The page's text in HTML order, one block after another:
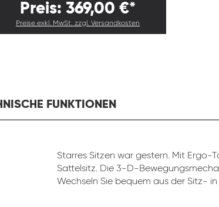
Preis: 369,00 €*
Preise exkl. MwSt. zzgl. Versandkosten
FUNKTIONEN
Starres Sitzen war gestern. Mit Ergo-
Sattelsitz. Die 3-D-
Wechseln Sie bequem aus der Sitz-